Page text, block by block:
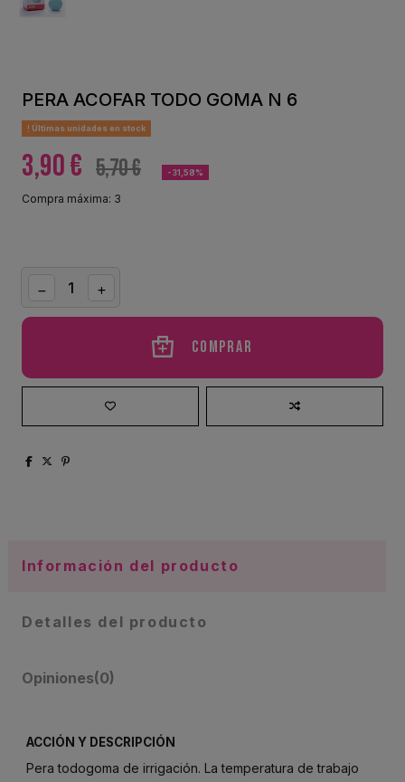
PERA ACOFAR TODO GOMA N 6
Últimas unidades en stock
3,90 € 5,70 € -31,58%
Compra máxima: 3
Comprar
Información del producto
Detalles del producto
Opiniones(0)
ACCIÓN Y DESCRIPCIÓN
Pera todogoma de irrigación. La temperatura de trabajo